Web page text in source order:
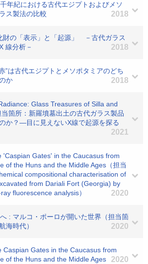
年紀における古代エジプトおよびメソ
ス製法の比較
2018
財の「表示」と「起源」 －古代ガラス
線分析－
2018
”は古代エジプトとメソポタミアのどち
か
2018
Glass Treasures of Silla and
箇所：新羅墳墓出土の古代ガラス製品
か？―目に見えないX線で起源を探る
2021
'Caspian Gates' in the Caucasus from
of the Huns and the Middle Ages（担当
compositional characterisation of
from Dariali Fort (Georgia) by
fluorescence analysis）
2020
: マルコ・ポーロが開いた世界（担当箇
海時代）
2020
Caspian Gates in the Caucasus from
of the Huns and the Middle Ages
2020